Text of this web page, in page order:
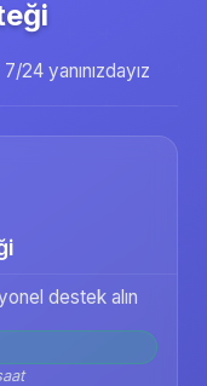
24 yanınızdayız
destek alın